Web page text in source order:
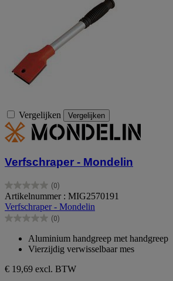
Vergelijken Vergelijken
Verfschraper - Mondelin
(0)
0.0
van
de
5
Artikelnummer : MIG2570191
Verfschraper - Mondelin
(0)
0.0
sterren.
Aluminium handgreep met handgreep
Vierzijdig verwisselbaar mes
€ 19,69 excl. BTW